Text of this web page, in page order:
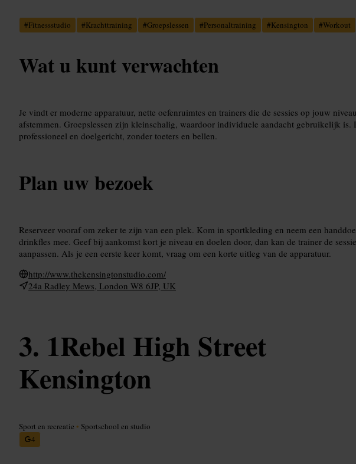
#Fitnessstudio #Krachttraining #Groepslessen #Personaltraining #Kensington #Workout
Wat u kunt verwachten
Je vindt er moderne apparatuur, nette oefenruimtes en trainers die de sessies op jouw niveau
afstemmen. Groepslessen zijn kleinschalig, waardoor individuele aandacht gebruikelijk is.
professioneel en doelgericht, zonder toeters en bellen.
Plan uw bezoek
Reserveer vooraf om zeker te zijn van een plek. Kom in sportkleding en neem een
drinkfles mee. Geef bij aankomst kort je niveau en doelen door, dan kan de trainer de
aanpassen. Als je een eerste keer komt, vraag om een korte uitleg van de apparatuur.
http://www.thekensingtonstudio.com/
24a Radley Mews, London W8 6JP, UK
1Rebel High Street
Kensington
Sport en recreatie • Sportschool en studio
4